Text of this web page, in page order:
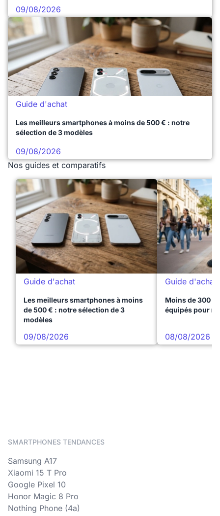
09/08/2026
Guide d'achat
Les meilleurs smartphones à moins de 500 € : notre
sélection de 3 modèles
09/08/2026
Nos guides et comparatifs
Guide d'achat
Les meilleurs smartphones à moins
de 500 € : notre sélection de 3
modèles
09/08/2026
Guide d'achat
Moins de 300 €
équipés pour
08/08/2026
SMARTPHONES TENDANCES
Samsung A17
Xiaomi 15 T Pro
Google Pixel 10
Honor Magic 8 Pro
Nothing Phone (4a)